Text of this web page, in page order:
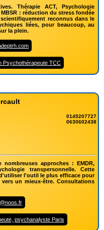
Thérapie ACT, Psychologie
: réduction du stress fondée
reconnus dans le
liées, pour beaucoup, au
la plein.
Psychothérapeute TCC
0145207727
0630602438
approches : EMDR,
transpersonnelle. Cette
l'outil le plus efficace pour
un mieux-être. Consultations
psychanalyste Paris